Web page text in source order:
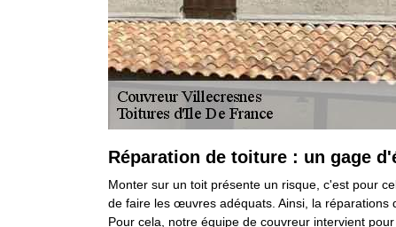
Réparation de toiture : un gage
Monter sur un toit présente un risque, c'est pour
de faire les œuvres adéquats. Ainsi, la réparations
Pour cela, notre équipe de couvreur intervient